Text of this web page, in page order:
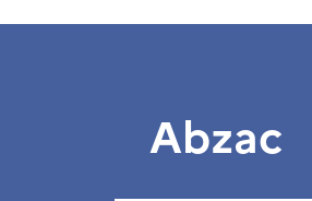
Abzac